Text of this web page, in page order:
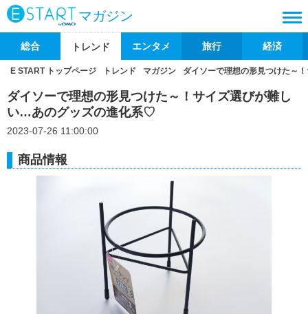
マガジン
総合 トレンド エンタメ 旅行 経済
E START トップページ トレンド マガジン ダイソーで理想の形見つけた～
ダイソーで理想の形見つけた～！サイズ選びが難し
い…あのグッズの進化系♡
2023-07-26 11:00:00
商品情報